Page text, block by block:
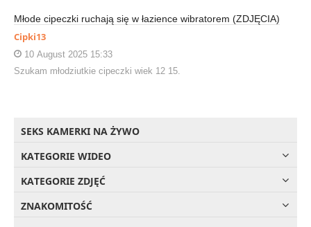
Młode cipeczki ruchają się w łazience wibratorem (ZDJĘCIA)
Cipki13
10 August 2025 15:33
Szukam młodziutkie cipeczki wiek 12 15.
SEKS KAMERKI NA ŻYWO
KATEGORIE WIDEO
KATEGORIE ZDJĘĆ
ZNAKOMITOŚĆ